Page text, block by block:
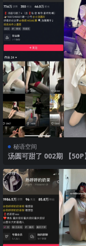
秘语空间
汤圆可甜了 002期 【50P】202